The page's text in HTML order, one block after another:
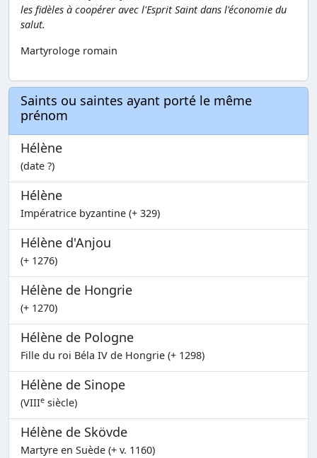
les fidèles à coopérer avec l'Esprit Saint dans l'économie du
salut.
Martyrologe romain
Saints ou saintes ayant porté le même
prénom
Hélène
(date ?)
Hélène
Impératrice byzantine (+ 329)
Hélène d'Anjou
(+ 1276)
Hélène de Hongrie
(+ 1270)
Hélène de Pologne
Fille du roi Béla IV de Hongrie (+ 1298)
Hélène de Sinope
(VIIIe siècle)
Hélène de Skövde
Martyre en Suède (+ v. 1160)